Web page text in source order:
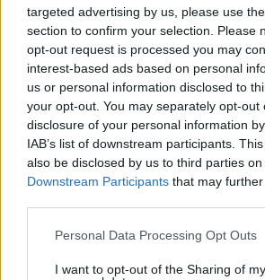
targeted advertising by us, please use
section to confirm your selection. Please
opt-out request is processed you may
interest-based ads based on personal
us or personal information disclosed to
your opt-out. You may separately opt-out
disclosure of your personal information
IAB’s list of downstream participants.
also be disclosed by us to third parties on
Downstream Participants that may
Please note that this website/app uses
not limited to your visit or usage
Personal Data Processing Opt Outs
I want to opt-out of the Sharing of my
ενδιαφέροντα,για να περνούν
δημιουργικά και να
καθυστερήσει η έκπτωση της
διαύγειας. Η ίδια ως ηθοποιός
σκηνοθέτη,θα ήταν εύκολο σε
Σύρο να το κάνει. Κάτι δεν πάει
αυτές τις δηλώσεις που κάνει
ΑΠΑΝΤΗΣΗ
AntiΨΕΚ
Να πω οτι λυπαμαι θα ηταν ψεμα...
την συμπεριφορα της προς τους